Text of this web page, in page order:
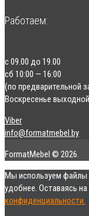
Работаем:
с 09.00 до 19.00
сб 10:00 — 16:00
(по предварительной
Воскресенье выходной
Viber
info@formatmebel.by
FormatMebel © 2026.
Мы используем файлы
удобнее. Оставаясь
конфиденциальности.